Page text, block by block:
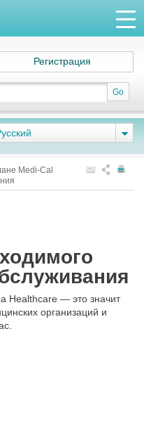
Go
Регистрация
Medi-Cal
Healthcare — это значит
организаций и